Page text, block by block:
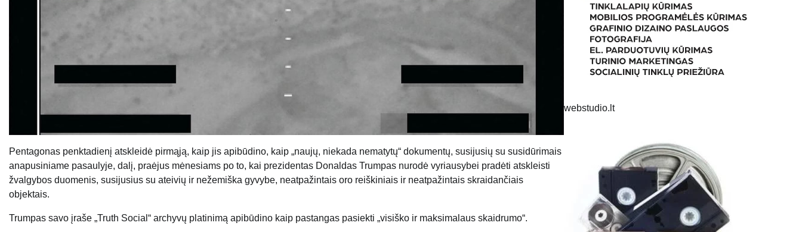
Pentagonas penktadienį atskleidė pirmąją, kaip jis apibūdino, kaip „naujų, niekada nematytų“ dokumentų, susijusių su susidūrimais
anapusiniame pasaulyje, dalį, praėjus mėnesiams po to, kai prezidentas Donaldas Trumpas nurodė vyriausybei pradėti atskleisti
žvalgybos duomenis, susijusius su ateivių ir nežemiška gyvybe, neatpažintais oro reiškiniais ir neatpažintais skraidančiais
objektais.
Trumpas savo įraše „Truth Social“ archyvų platinimą apibūdino kaip pastangas pasiekti „visiško ir maksimalaus skaidrumo“.
webstudio.lt